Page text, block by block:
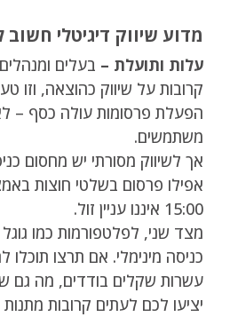
מדוע שיווק דיגיטלי
עלות ותועלת – בעלים
קרובות על שיווק כהוצאה, וזו
הפעלת פרסומות עולה כסף –
משתמשים.
אך לשיווק מסורתי יש מחסום
אפילו פרסום בשלטי חוצות
15:00 איננו עניין זול.
מצד שני, לפלטפורמות כמו גוגל
כניסה מינימלי. אם תרצו תוכלו
עשרות שקלים בודדים, מה גם
יציעו לכם לעתים קרובות